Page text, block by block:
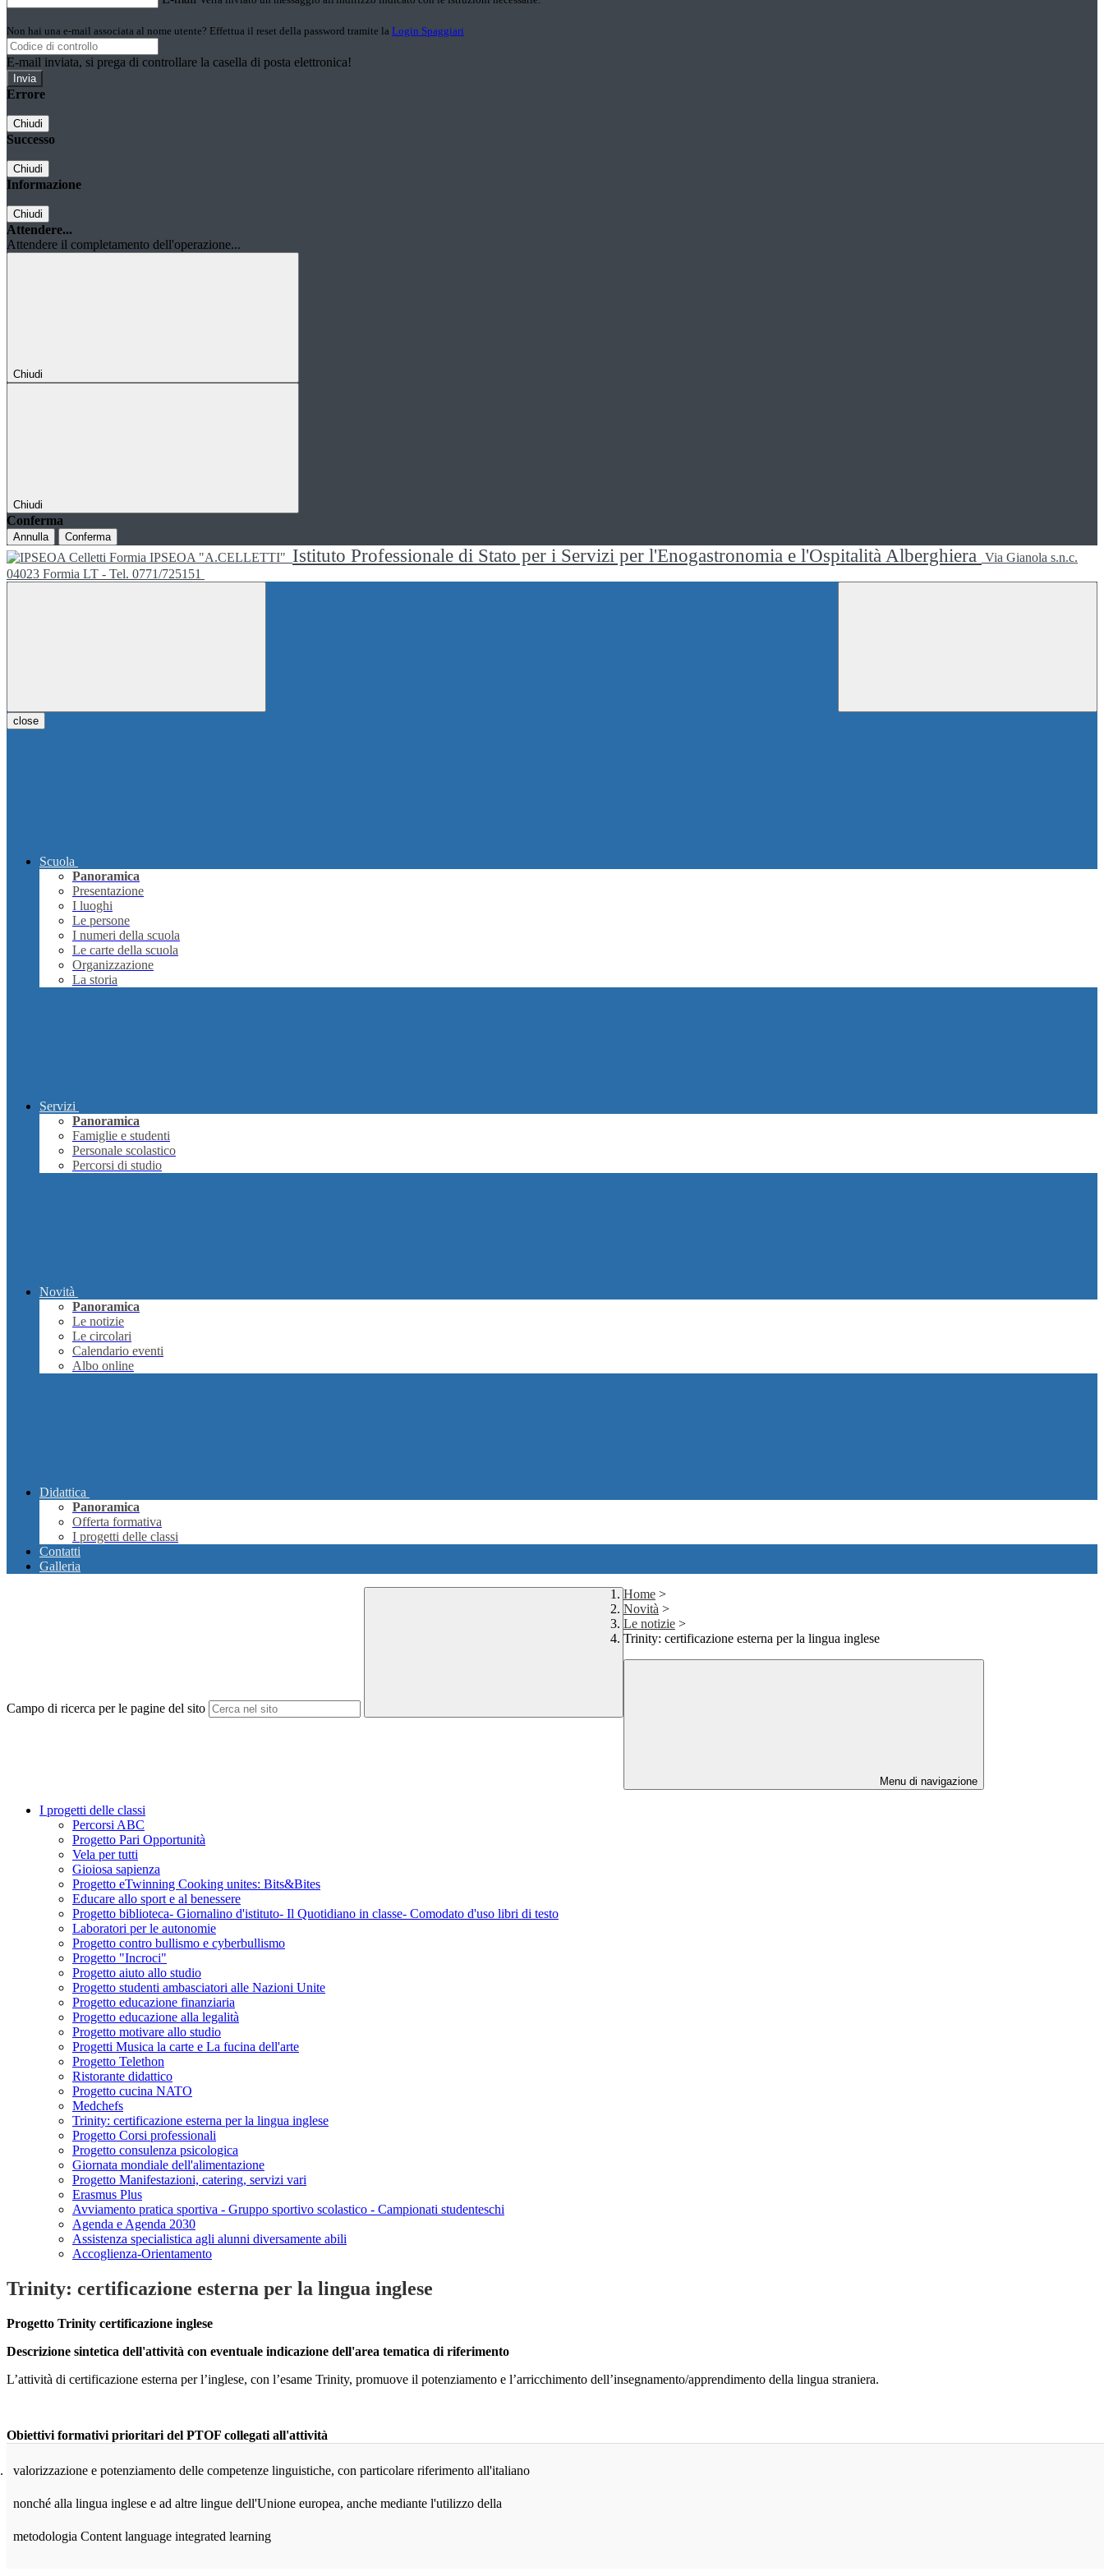
Non hai una e-mail associata al nome utente? Effettua il reset della password tramite la Login Spaggiari
E-mail inviata, si prega di controllare la casella di posta elettronica!
Errore
Chiudi
Successo
Chiudi
Informazione
Chiudi
Attendere...
Attendere il completamento dell'operazione...
Chiudi
Chiudi
Conferma
Annulla Conferma
IPSEOA "A.CELLETTI" Istituto Professionale di Stato per i Servizi per l'Enogastronomia e l'Ospitalità Alberghiera Via Gianola s.n.c.
04023 Formia LT - Tel. 0771/725151
close
Scuola
Panoramica
Presentazione
I luoghi
Le persone
I numeri della scuola
Le carte della scuola
Organizzazione
La storia
Servizi
Panoramica
Famiglie e studenti
Personale scolastico
Percorsi di studio
Novità
Panoramica
Le notizie
Le circolari
Calendario eventi
Albo online
Didattica
Panoramica
Offerta formativa
I progetti delle classi
Contatti
Galleria
Campo di ricerca per le pagine del sito
Home >
Novità >
Le notizie >
Trinity: certificazione esterna per la lingua inglese
Menu di navigazione
I progetti delle classi
Percorsi ABC
Progetto Pari Opportunità
Vela per tutti
Gioiosa sapienza
Progetto eTwinning Cooking unites: Bits&Bites
Educare allo sport e al benessere
Progetto biblioteca- Giornalino d'istituto- Il Quotidiano in classe- Comodato d'uso libri di testo
Laboratori per le autonomie
Progetto contro bullismo e cyberbullismo
Progetto "Incroci"
Progetto aiuto allo studio
Progetto studenti ambasciatori alle Nazioni Unite
Progetto educazione finanziaria
Progetto educazione alla legalità
Progetto motivare allo studio
Progetti Musica la carte e La fucina dell'arte
Progetto Telethon
Ristorante didattico
Progetto cucina NATO
Medchefs
Trinity: certificazione esterna per la lingua inglese
Progetto Corsi professionali
Progetto consulenza psicologica
Giornata mondiale dell'alimentazione
Progetto Manifestazioni, catering, servizi vari
Erasmus Plus
Avviamento pratica sportiva - Gruppo sportivo scolastico - Campionati studenteschi
Agenda e Agenda 2030
Assistenza specialistica agli alunni diversamente abili
Accoglienza-Orientamento
Trinity: certificazione esterna per la lingua inglese
Progetto Trinity certificazione inglese
Descrizione sintetica dell'attività con eventuale indicazione dell'area tematica di riferimento
L’attività di certificazione esterna per l’inglese, con l’esame Trinity, promuove il potenziamento e l’arricchimento dell’insegnamento/apprendimento della lingua straniera.
Obiettivi formativi prioritari del PTOF collegati all'attività
valorizzazione e potenziamento delle competenze linguistiche, con particolare riferimento all'italiano
nonché alla lingua inglese e ad altre lingue dell'Unione europea, anche mediante l'utilizzo della
metodologia Content language integrated learning